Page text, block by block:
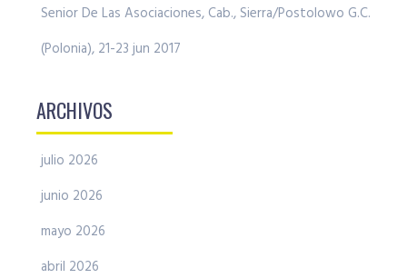
Senior De Las Asociaciones, Cab., Sierra/Postolowo G.C.
(Polonia), 21-23 jun 2017
ARCHIVOS
julio 2026
junio 2026
mayo 2026
abril 2026